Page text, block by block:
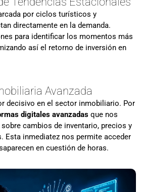
por ciclos turísticos y
directamente en la demanda.
para identificar los momentos más
así el retorno de inversión en
Avanzada
decisivo en el sector inmobiliario. Por
digitales avanzadas que nos
cambios de inventario, precios y
Esta inmediatez nos permite acceder
en cuestión de horas.